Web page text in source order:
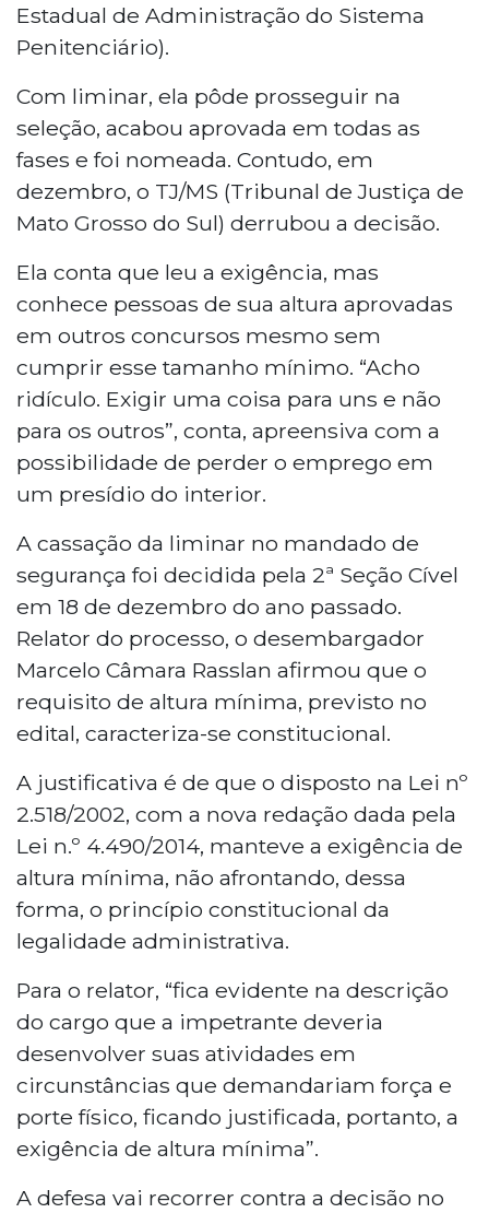
Estadual de Administração do Sistema
Penitenciário).
Com liminar, ela pôde prosseguir na
seleção, acabou aprovada em todas as
fases e foi nomeada. Contudo, em
dezembro, o TJ/MS (Tribunal de Justiça de
Mato Grosso do Sul) derrubou a decisão.
Ela conta que leu a exigência, mas
conhece pessoas de sua altura aprovadas
em outros concursos mesmo sem
cumprir esse tamanho mínimo. “Acho
ridículo. Exigir uma coisa para uns e não
para os outros”, conta, apreensiva com a
possibilidade de perder o emprego em
um presídio do interior.
A cassação da liminar no mandado de
segurança foi decidida pela 2ª Seção Cível
em 18 de dezembro do ano passado.
Relator do processo, o desembargador
Marcelo Câmara Rasslan afirmou que o
requisito de altura mínima, previsto no
edital, caracteriza-se constitucional.
A justificativa é de que o disposto na Lei nº
2.518/2002, com a nova redação dada pela
Lei n.º 4.490/2014, manteve a exigência de
altura mínima, não afrontando, dessa
forma, o princípio constitucional da
legalidade administrativa.
Para o relator, “fica evidente na descrição
do cargo que a impetrante deveria
desenvolver suas atividades em
circunstâncias que demandariam força e
porte físico, ficando justificada, portanto, a
exigência de altura mínima”.
A defesa vai recorrer contra a decisão no